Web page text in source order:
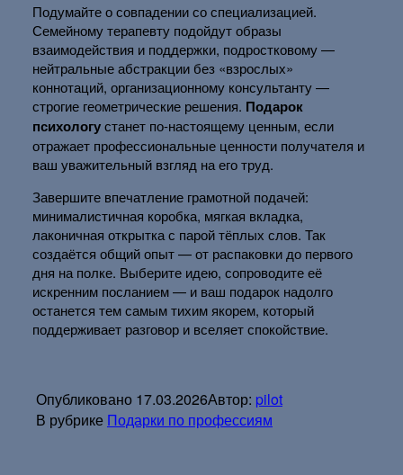
Подумайте о совпадении со специализацией.
Семейному терапевту подойдут образы
взаимодействия и поддержки, подростковому —
нейтральные абстракции без «взрослых»
коннотаций, организационному консультанту —
строгие геометрические решения. Подарок
психологустанет по-настоящему ценным, если
отражает профессиональные ценности получателя и
ваш уважительный взгляд на его труд.
Завершите впечатление грамотной подачей:
минималистичная коробка, мягкая вкладка,
лаконичная открытка с парой тёплых слов. Так
создаётся общий опыт — от распаковки до первого
дня на полке. Выберите идею, сопроводите её
искренним посланием — и ваш подарок надолго
останется тем самым тихим якорем, который
поддерживает разговор и вселяет спокойствие.
Опубликовано 17.03.2026Автор: pilot
В рубрике Подарки по профессиям